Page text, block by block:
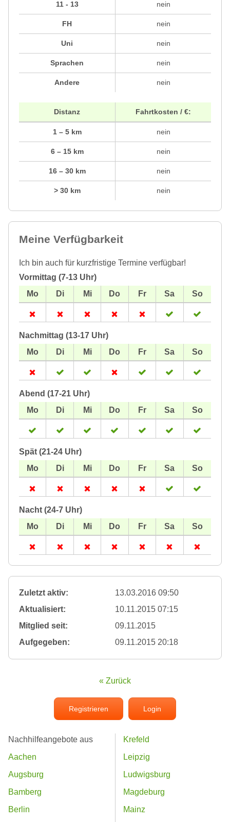
11 - 13
FH
Uni
Sprachen
Andere
nein
nein
nein
nein
nein
Distanz
1 – 5 km
6 – 15 km
16 – 30 km
> 30 km
Fahrtkosten / €:
nein
nein
nein
nein
Meine Verfügbarkeit
Ich bin auch für kurzfristige Termine verfügbar!
Vormittag (7-13 Uhr)
Nachmittag (13-17 Uhr)
Abend (17-21 Uhr)
Spät (21-24 Uhr)
Nacht (24-7 Uhr)
Zuletzt aktiv:
13.03.2016 09:50
Aktualisiert:
10.11.2015 07:15
Mitglied seit:
09.11.2015
Aufgegeben:
09.11.2015 20:18
« Zurück
Registrieren Login
Nachhilfeangebote aus
Aachen
Augsburg
Bamberg
Berlin
Krefeld
Leipzig
Ludwigsburg
Magdeburg
Mainz